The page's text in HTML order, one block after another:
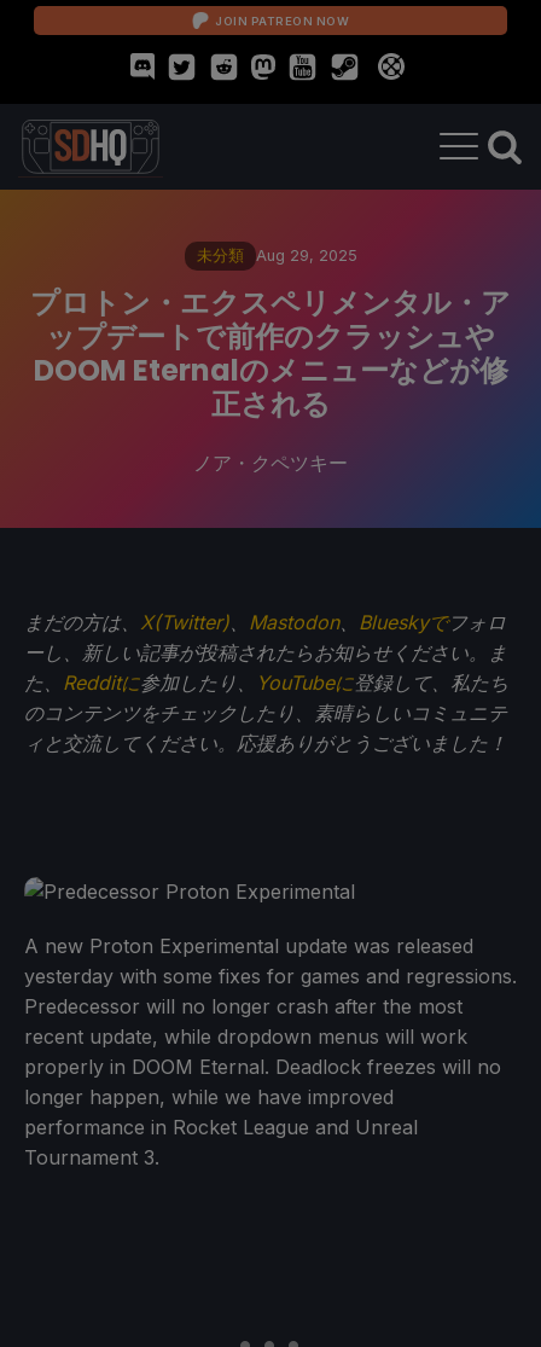
JOIN PATREON NOW
未分類 Aug 29, 2025
プロトン・エクスペリメンタル・ア
ップデートで前作のクラッシュや
DOOM Eternalのメニューなどが修
正される
ノア・クペツキー
まだの方は、 X(Twitter) Mastodon、 Blueskyでフォロ
ーし、新しい記事が投稿されたらお知らせください。ま
た、 Redditに参加したり、 YouTubeに登録して、私たち
のコンテンツをチェックしたり、素晴らしいコミュニテ
ィと交流してください。応援ありがとうございました！
A new Proton Experimental update was released
yesterday with some fixes for games and regressions.
Predecessor will no longer crash after the most
recent update, while dropdown menus will work
properly in DOOM Eternal. Deadlock freezes will no
longer happen, while we have improved
performance in Rocket League and Unreal
Tournament 3.